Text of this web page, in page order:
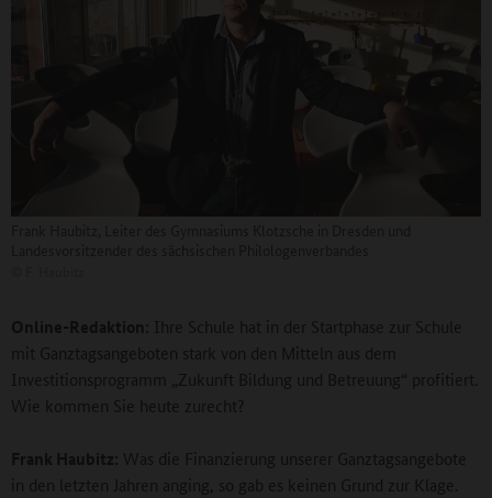
Online-Redaktion: Ihre Schule hat in der Startphase zur Schule
mit Ganztagsangeboten stark von den Mitteln aus dem
Investitionsprogramm „Zukunft Bildung und Betreuung“ profitiert.
Wie kommen Sie heute zurecht?
Frank Haubitz: Was die Finanzierung unserer Ganztagsangebote
in den letzten Jahren anging, so gab es keinen Grund zur Klage.